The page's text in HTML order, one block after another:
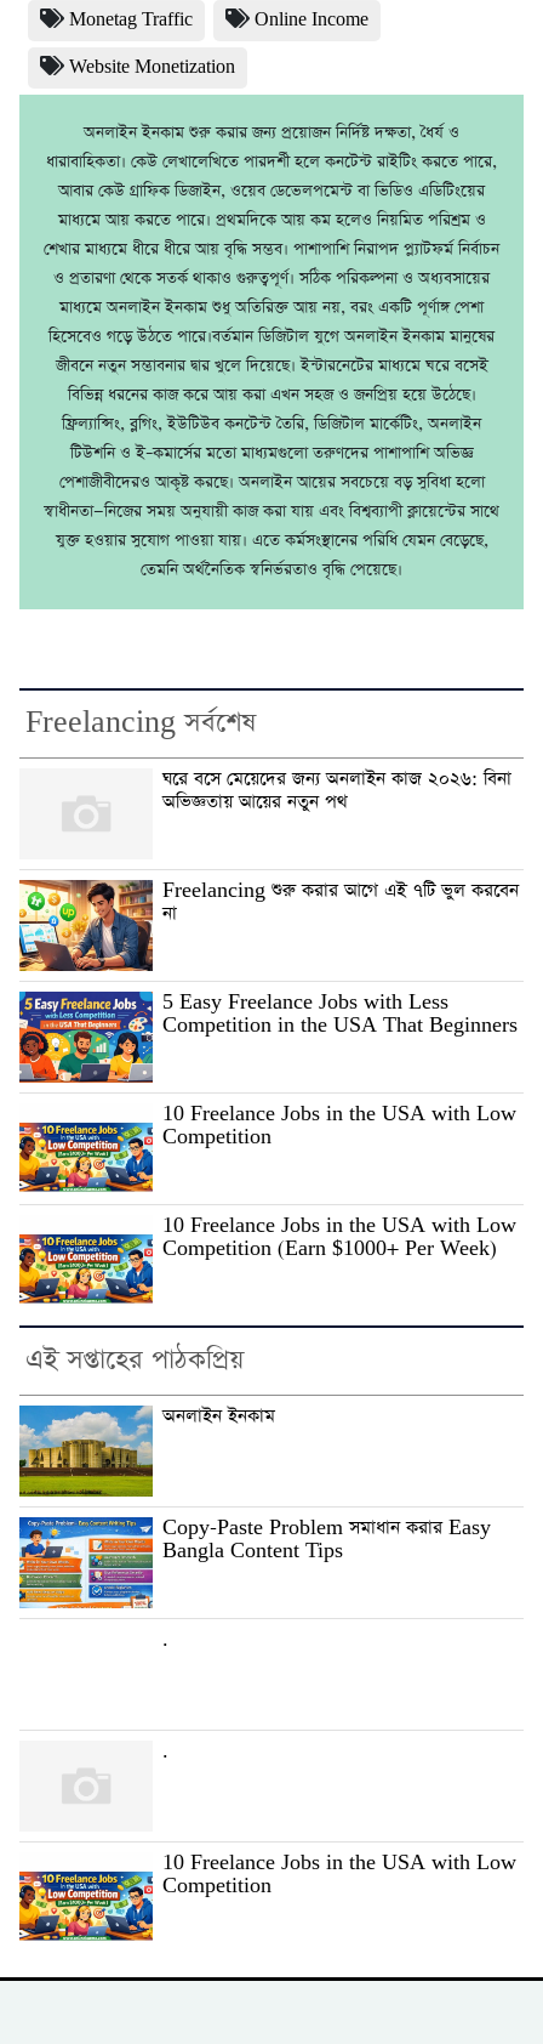
Monetag Traffic Online Income
Website Monetization
অনলাইন ইনকাম শুরু করার জন্য প্রয়োজন নির্দিষ্ট দক্ষতা, ধৈর্য ও
ধারাবাহিকতা। কেউ লেখালেখিতে পারদর্শী হলে কনটেন্ট রাইটিং করতে পারে,
আবার কেউ গ্রাফিক ডিজাইন, ওয়েব ডেভেলপমেন্ট বা ভিডিও এডিটিংয়ের
মাধ্যমে আয় করতে পারে। প্রথমদিকে আয় কম হলেও নিয়মিত পরিশ্রম ও
শেখার মাধ্যমে ধীরে ধীরে আয় বৃদ্ধি সম্ভব। পাশাপাশি নিরাপদ প্ল্যাটফর্ম নির্বাচন
ও প্রতারণা থেকে সতর্ক থাকাও গুরুত্বপূর্ণ। সঠিক পরিকল্পনা ও অধ্যবসায়ের
মাধ্যমে অনলাইন ইনকাম শুধু অতিরিক্ত আয় নয়, বরং একটি পূর্ণাঙ্গ পেশা
হিসেবেও গড়ে উঠতে পারে।বর্তমান ডিজিটাল যুগে অনলাইন ইনকাম মানুষের
জীবনে নতুন সম্ভাবনার দ্বার খুলে দিয়েছে। ইন্টারনেটের মাধ্যমে ঘরে বসেই
বিভিন্ন ধরনের কাজ করে আয় করা এখন সহজ ও জনপ্রিয় হয়ে উঠেছে।
ফ্রিল্যান্সিং, ব্লগিং, ইউটিউব কনটেন্ট তৈরি, ডিজিটাল মার্কেটিং, অনলাইন
টিউশনি ও ই–কমার্সের মতো মাধ্যমগুলো তরুণদের পাশাপাশি অভিজ্ঞ
পেশাজীবীদেরও আকৃষ্ট করছে। অনলাইন আয়ের সবচেয়ে বড় সুবিধা হলো
স্বাধীনতা—নিজের সময় অনুযায়ী কাজ করা যায় এবং বিশ্বব্যাপী ক্লায়েন্টের সাথে
যুক্ত হওয়ার সুযোগ পাওয়া যায়। এতে কর্মসংস্থানের পরিধি যেমন বেড়েছে,
তেমনি অর্থনৈতিক স্বনির্ভরতাও বৃদ্ধি পেয়েছে।
Freelancing সর্বশেষ
ঘরে বসে মেয়েদের জন্য অনলাইন কাজ ২০২৬: বিনা
অভিজ্ঞতায় আয়ের নতুন পথ
Freelancing শুরু করার আগে এই ৭টি ভুল করবেন
না
5 Easy Freelance Jobs with Less
Competition in the USA That Beginners
10 Freelance Jobs in the USA with Low
Competition
10 Freelance Jobs in the USA with Low
Competition (Earn $1000+ Per Week)
এই সপ্তাহের পাঠকপ্রিয়
অনলাইন ইনকাম
Copy-Paste Problem সমাধান করার Easy
Bangla Content Tips
.
.
10 Freelance Jobs in the USA with Low
Competition